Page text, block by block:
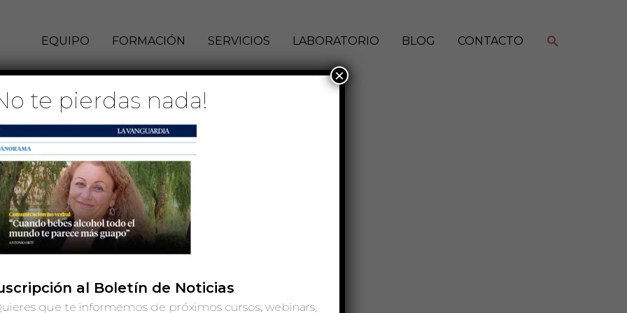
EQUIPO FORMACIÓN SERVICIOS LABORATORIO BLOG CONTACTO Buscar
de octubre de 2021
te pierdas nada!
al Boletín de Noticias
que te informemos de próximos cursos, webinars,
×